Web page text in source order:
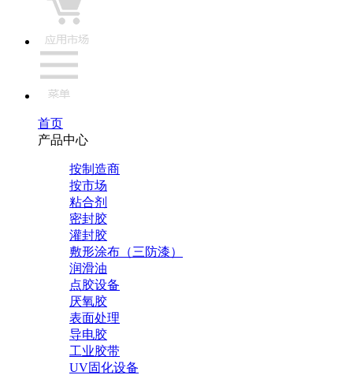
首页
产品中心
按制造商
按市场
粘合剂
密封胶
灌封胶
敷形涂布（三防漆）
润滑油
点胶设备
厌氧胶
表面处理
导电胶
工业胶带
UV固化设备